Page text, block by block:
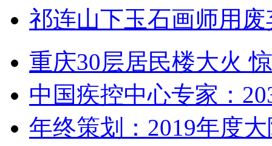
祁连山下玉石画师用
重庆30层居民楼大火
中国疾控中心专家：
年终策划：2019年度